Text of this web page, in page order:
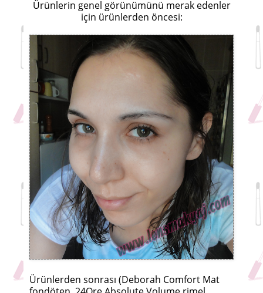
Ürünlerin genel görünümünü merak edenler
için ürünlerden öncesi:
Ürünlerden sonrası (Deborah Comfort Mat